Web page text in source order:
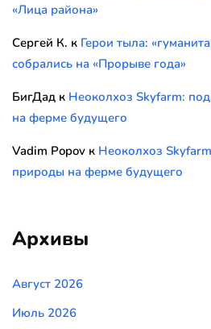
«Лица района»
Сергей К. к Герои тыла:
собрались на «Прорыве года»
БигДад к Неоколхоз Skyfarm:
на ферме будущего
Vadim Popov к Неоколхоз
природы на ферме будущего
Архивы
Август 2026
Июль 2026